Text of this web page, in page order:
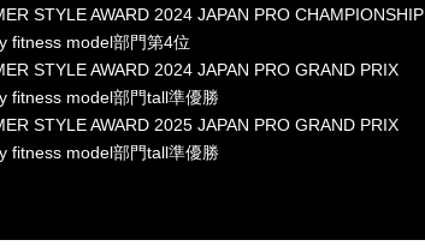
STYLE AWARD 2024 JAPAN PRO CHAMPIONSHIP
fitness model部門第4位
STYLE AWARD 2024 JAPAN PRO GRAND PRIX
fitness model部門tall準優勝
STYLE AWARD 2025 JAPAN PRO GRAND PRIX
fitness model部門tall準優勝